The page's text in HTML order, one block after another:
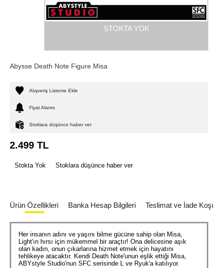
STOKTA YOK
Abysse Death Note Figure Misa
Alışveriş Listeme Ekle
Fiyat Alarmı
Stoklara düşünce haber ver
2.499 TL
Stokta Yok Stoklara düşünce haber ver
Ürün Özellikleri Banka Hesap Bilgileri Teslimat ve İade
Her insanın adını ve yaşını bilme gücüne sahip olan Misa,
Light'ın hırsı için mükemmel bir araçtır! Ona delicesine aşık
olan kadın, onun çıkarlarına hizmet etmek için hayatını
tehlikeye atacaktır. Kendi Death Note'unun eşlik ettiği Misa,
ABYstyle Studio'nun SFC serisinde L ve Ryuk'a katılıyor.